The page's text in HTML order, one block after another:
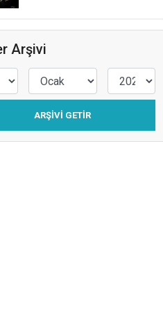
Arşivi
ARŞIVI GETIR